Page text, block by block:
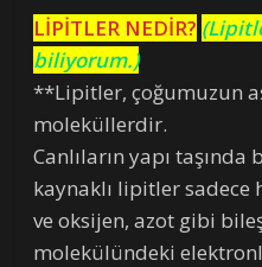
LİPİTLER NEDİR?
biliyorum.)
**Lipitler, çoğumuzun
moleküllerdir.
Canlıların yapı
kaynaklı lipitler
ve oksijen, azot gibi
molekülündeki